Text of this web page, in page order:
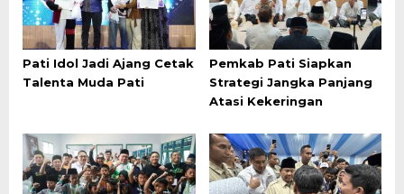
Pati Idol Jadi Ajang Cetak
Talenta Muda Pati
Pemkab Pati Siapkan
Strategi Jangka Panjang
Atasi Kekeringan